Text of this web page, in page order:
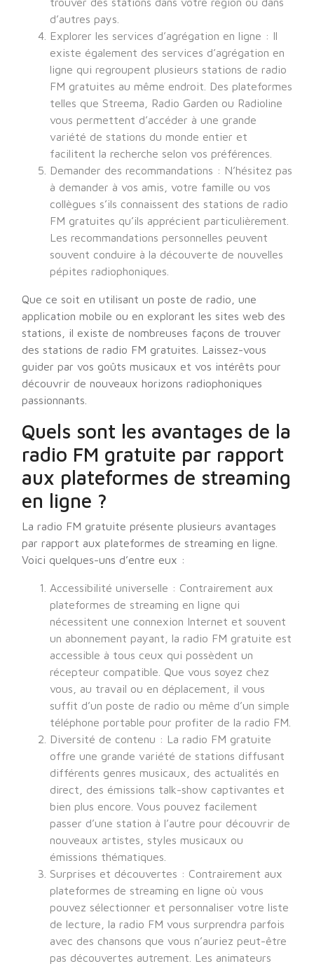
d’autres pays.
Explorer les services d’agrégation en ligne : Il
existe également des services d’agrégation en
ligne qui regroupent plusieurs stations de radio
FM gratuites au même endroit. Des plateformes
telles que Streema, Radio Garden ou Radioline
vous permettent d’accéder à une grande
variété de stations du monde entier et
facilitent la recherche selon vos préférences.
Demander des recommandations : N’hésitez pas
à demander à vos amis, votre famille ou vos
collègues s’ils connaissent des stations de radio
FM gratuites qu’ils apprécient particulièrement.
Les recommandations personnelles peuvent
souvent conduire à la découverte de nouvelles
pépites radiophoniques.
Que ce soit en utilisant un poste de radio, une
application mobile ou en explorant les sites web des
stations, il existe de nombreuses façons de trouver
des stations de radio FM gratuites. Laissez-vous
guider par vos goûts musicaux et vos intérêts pour
découvrir de nouveaux horizons radiophoniques
passionnants.
Quels sont les avantages de la
radio FM gratuite par rapport
aux plateformes de streaming
en ligne ?
La radio FM gratuite présente plusieurs avantages
par rapport aux plateformes de streaming en ligne.
Voici quelques-uns d’entre eux :
Accessibilité universelle : Contrairement aux
plateformes de streaming en ligne qui
nécessitent une connexion Internet et souvent
un abonnement payant, la radio FM gratuite est
accessible à tous ceux qui possèdent un
récepteur compatible. Que vous soyez chez
vous, au travail ou en déplacement, il vous
suffit d’un poste de radio ou même d’un simple
téléphone portable pour profiter de la radio FM.
Diversité de contenu : La radio FM gratuite
offre une grande variété de stations diffusant
différents genres musicaux, des actualités en
direct, des émissions talk-show captivantes et
bien plus encore. Vous pouvez facilement
passer d’une station à l’autre pour découvrir de
nouveaux artistes, styles musicaux ou
émissions thématiques.
Surprises et découvertes : Contrairement aux
plateformes de streaming en ligne où vous
pouvez sélectionner et personnaliser votre liste
de lecture, la radio FM vous surprendra parfois
avec des chansons que vous n’auriez peut-être
pas découvertes autrement. Les animateurs